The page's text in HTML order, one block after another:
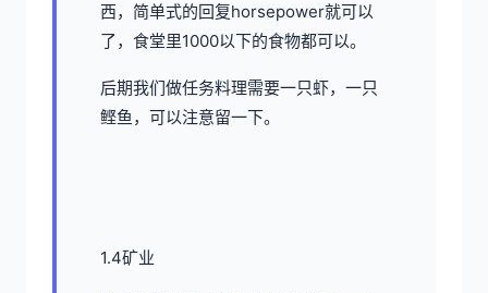
西，简单式的回复horsepower就可以
了，食堂里1000以下的食物都可以。
后期我们做任务料理需要一只虾，一只
鲣鱼，可以注意留一下。
1.4矿业